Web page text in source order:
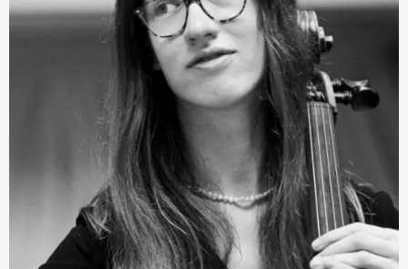
Balgley und Wolfgang Böttcher. Außerdem konzertierte
die Bratschistin bereits in den großen Konzerthäusern
wie der Berliner und Warschauer Philharmonie, dem
Konzerthaus Berlin, Elbphilharmonie Hamburg, der
Suntory Hall in Tokio, der Forbidden City Concert Hall in
Peking und anderen. Von 2021 bis 2023 war sie Mitglied
der Kurt-Sanderling-Akademie des
Konzerthausorchesters Berlin.